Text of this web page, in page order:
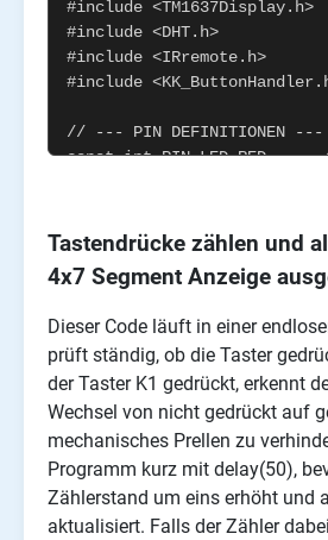
Tastendrücke zählen und
4x7 Segment Anzeige
Dieser Code läuft in einer
prüft ständig, ob die Taster
der Taster K1 gedrückt, erkennt
Wechsel von nicht gedrückt auf
mechanisches Prellen zu
Programm kurz mit delay(50),
Zählerstand um eins erhöht und
aktualisiert. Falls der Zähler